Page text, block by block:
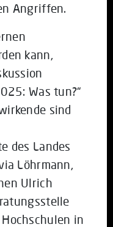
Angriffen.
kann,
Was tun?“
sind
des Landes
Löhrmann,
Ulrich
in